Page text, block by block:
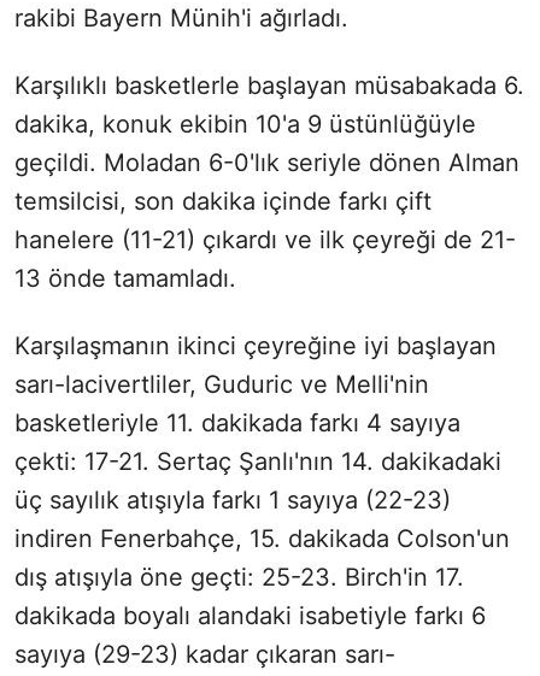
rakibi Bayern Münih'i ağırladı.
Karşılıklı basketlerle başlayan müsabakada 6.
dakika, konuk ekibin 10'a 9 üstünlüğüyle
geçildi. Moladan 6-0'lık seriyle dönen Alman
temsilcisi, son dakika içinde farkı çift
hanelere (11-21) çıkardı ve ilk çeyreği de 21-
13 önde tamamladı.
Karşılaşmanın ikinci çeyreğine iyi başlayan
sarı-lacivertliler, Guduric ve Melli'nin
basketleriyle 11. dakikada farkı 4 sayıya
çekti: 17-21. Sertaç Şanlı'nın 14. dakikadaki
üç sayılık atışıyla farkı 1 sayıya (22-23)
indiren Fenerbahçe, 15. dakikada Colson'un
dış atışıyla öne geçti: 25-23. Birch'in 17.
dakikada boyalı alandaki isabetiyle farkı 6
sayıya (29-23) kadar çıkaran sarı-